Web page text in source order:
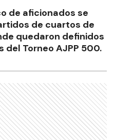
de aficionados se
de cuartos de
quedaron definidos
Torneo AJPP 500.